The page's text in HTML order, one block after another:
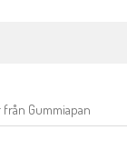
Gummiapan